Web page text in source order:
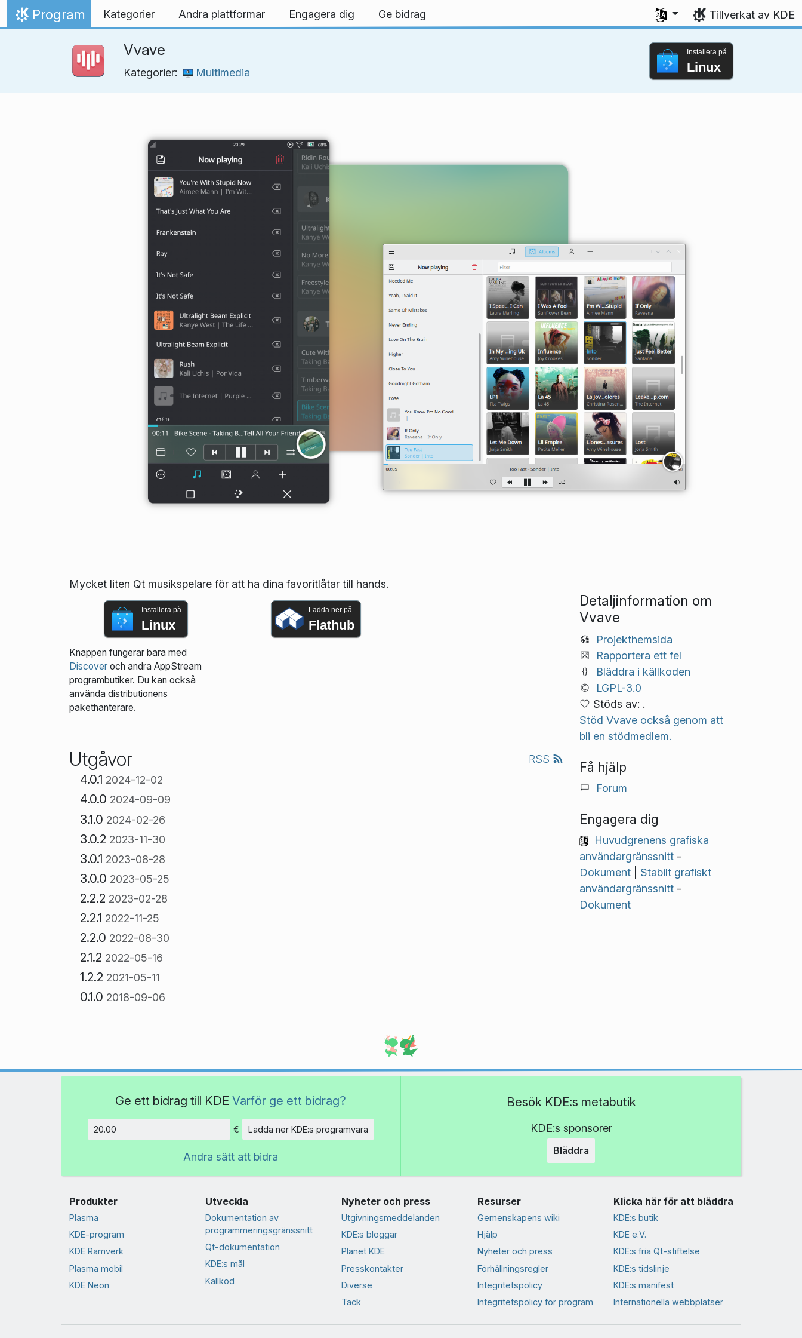
Gå till innehåll
Hem
Program Kategorier Andra plattformar Engagera dig Ge bidrag
Välj ditt språk
Tillverkat av KDE
Vvave
Kategorier: Multimedia
Installera på
Linux
Mycket liten Qt musikspelare för att ha dina favoritlåtar till hands.
Installera på
Linux
Knappen fungerar bara med
Discoveroch andra AppStream
programbutiker. Du kan också
använda distributionens
pakethanterare.
Ladda ner på
Flathub
Utgåvor RSS
4.0.1 2024-12-02
4.0.0 2024-09-09
3.1.0 2024-02-26
3.0.2 2023-11-30
3.0.1 2023-08-28
3.0.0 2023-05-25
2.2.2 2023-02-28
2.2.1 2022-11-25
2.2.0 2022-08-30
2.1.2 2022-05-16
1.2.2 2021-05-11
0.1.0 2018-09-06
Detaljinformation om
Vvave
Projekthemsida
Rapportera ett fel
Bläddra i källkoden
LGPL-3.0
Stöds av: .
Stöd Vvave också genom att
bli en stödmedlem.
Få hjälp
Forum
Engagera dig
Huvudgrenens grafiska
användargränssnitt-
Dokument| Stabilt grafiskt
användargränssnitt-
Dokument
Ge ett bidrag till KDE Varför ge ett bidrag?
Belopp
€ Ladda ner KDE:s programvara
Andra sätt att bidra
Besök KDE:s metabutik
KDE:s sponsorer
Bläddra
Produkter
Plasma
KDE-program
KDE Ramverk
Plasma mobil
KDE Neon
Utveckla
Dokumentation av
programmeringsgränssnitt
Qt-dokumentation
KDE:s mål
Källkod
Nyheter och press
Utgivningsmeddelanden
KDE:s bloggar
Planet KDE
Presskontakter
Diverse
Tack
Resurser
Gemenskapens wiki
Hjälp
Nyheter och press
Förhållningsregler
Integritetspolicy
Integritetspolicy för program
Klicka här för att bläddra
KDE:s butik
KDE e.V.
KDE:s fria Qt-stiftelse
KDE:s tidslinje
KDE:s manifest
Internationella webbplatser